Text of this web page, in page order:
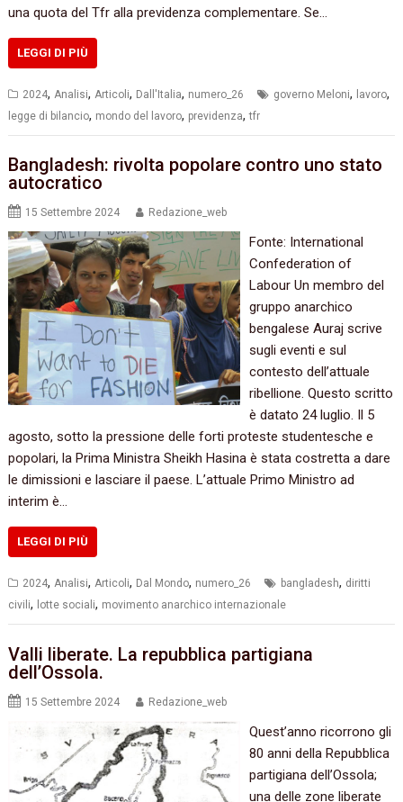
una quota del Tfr alla previdenza complementare. Se…
LEGGI DI PIÙ
2024, Analisi, Articoli, Dall'Italia, numero_26 governo Meloni, lavoro,
legge di bilancio, mondo del lavoro, previdenza,tfr
Bangladesh: rivolta popolare contro uno stato
autocratico
15 Settembre 2024 Redazione_web
Fonte: International
Confederation of
Labour Un membro del
gruppo anarchico
bengalese Auraj scrive
sugli eventi e sul
contesto dell’attuale
ribellione. Questo scritto
è datato 24 luglio. Il 5
agosto, sotto la pressione delle forti proteste studentesche e
popolari, la Prima Ministra Sheikh Hasina è stata costretta a dare
le dimissioni e lasciare il paese. L’attuale Primo Ministro ad
interim è…
LEGGI DI PIÙ
2024,Analisi,Articoli, Dal Mondo, numero_26 bangladesh, diritti
civili, lotte sociali, movimento anarchico internazionale
Valli liberate. La repubblica partigiana
dell’Ossola.
15 Settembre 2024 Redazione_web
Quest’anno ricorrono gli
80 anni della Repubblica
partigiana dell’Ossola;
una delle zone liberate